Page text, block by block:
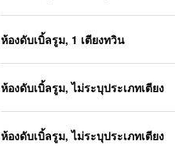
ห้องดับเบิ้ลรูม, 1 เตียงทวิน
ห้องดับเบิ้ลรูม, ไม่ระบุประเภทเตียง
ห้องดับเบิ้ลรูม, ไม่ระบุประเภทเตียง